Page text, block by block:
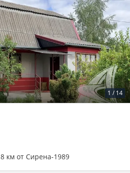
1 / 14
8 км от Сирена-1989